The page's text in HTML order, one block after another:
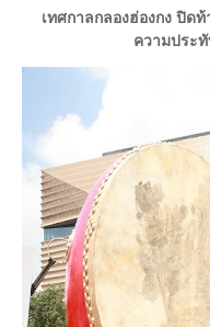
เทศกาลกลองฮ่องกง ปิด
ความประ